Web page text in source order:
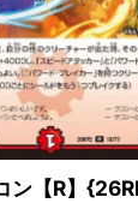
ン【R】